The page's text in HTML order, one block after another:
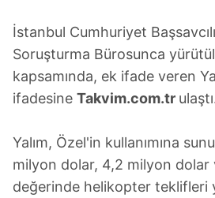
İstanbul Cumhuriyet
Soruşturma Bürosunca
kapsamında, ek ifade veren
ifadesine Takvim.com.tr
Yalım, Özel'in kullanımına
milyon dolar, 4,2 milyon dolar
değerinde helikopter teklifleri